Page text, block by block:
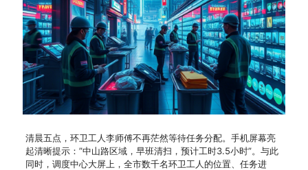
清晨五点，环卫工人李师傅不再茫然等待任务分配。手机屏幕亮
起清晰提示：”中山路区域，早班清扫，预计工时3.5小时”。与此
同时，调度中心大屏上，全市数千名环卫工人的位置、任务进